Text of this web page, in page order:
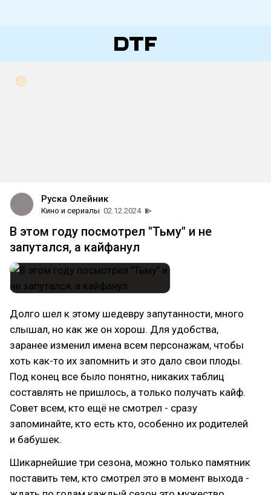
Руска Олейник
Кино и сериалы 02.12.2024
В этом году посмотрел "Тьму" и не
запутался, а кайфанул
Долго шел к этому шедевру запутанности, много
слышал, но как же он хорош. Для удобства,
заранее изменил имена всем персонажам, чтобы
хоть как-то их запомнить и это дало свои плоды.
Под конец все было понятно, никаких таблиц
составлять не пришлось, а только получать кайф.
Совет всем, кто ещё не смотрел - сразу
запоминайте, кто есть кто, особенно их родителей
и бабушек.
Шикарнейшие три сезона, можно только памятник
поставить тем, кто смотрел это в момент выхода -